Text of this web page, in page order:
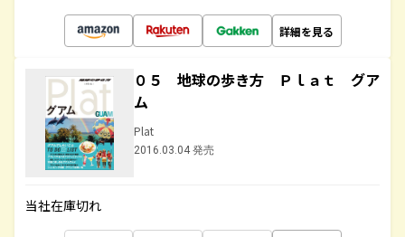
詳細を見る
０５ 地球の歩き方 Ｐｌａｔ グア
ム
Plat
2016.03.04 発売
当社在庫切れ